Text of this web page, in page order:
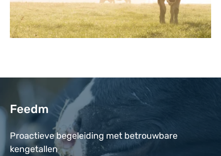
Feedm
Proactieve begeleiding met betrouwbare
kengetallen